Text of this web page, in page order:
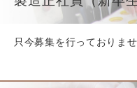
只今募集を行っておりま